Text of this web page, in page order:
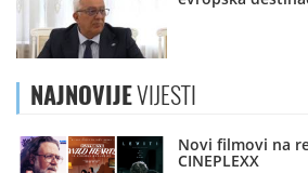
NAJNOVIJEVIJESTI
Novi filmovi na
CINEPLEXX